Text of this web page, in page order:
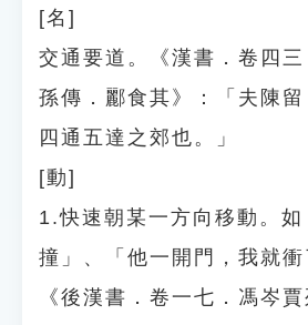
[名]
交通要道。《漢書．卷四
孫傳．酈食其》：「夫陳留
四通五達之郊也。」
[動]
1.快速朝某一方向移動。如
撞」、「他一開門，我就衝
《後漢書．卷一七．馮岑